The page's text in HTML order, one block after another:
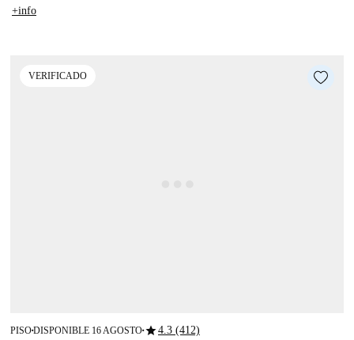
+info
VERIFICADO
PISO■DISPONIBLE 16 AGOSTO■star4.3 (412)